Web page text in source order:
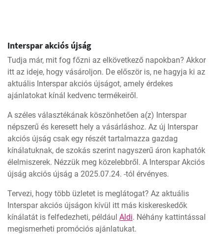
Interspar akciós újság
Tudja már, mit fog főzni az elkövetkező napokban? Akkor
itt az ideje, hogy vásároljon. De először is, ne hagyja ki az
aktuális Interspar akciós újságot, amely érdekes
ajánlatokat kínál kedvenc termékeiről.
A széles választékának köszönhetően a(z) Interspar
népszerű és keresett hely a vásárláshoz. Az új Interspar
akciós újság csak egy részét tartalmazza gazdag
kínálatuknak, de szokás szerint nagyszerű áron kaphatók
élelmiszerek. Nézzük meg közelebbről. A Interspar Akciós
újság akciós újság a 2025.07.24. -tól érvényes.
Tervezi, hogy több üzletet is meglátogat? Az aktuális
Interspar akciós újságon kívül itt más kiskereskedők
kínálatát is felfedezheti, például Aldi. Néhány kattintással
megismerheti promóciós ajánlatukat.